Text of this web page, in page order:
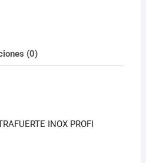
(0)
INOX PROFI